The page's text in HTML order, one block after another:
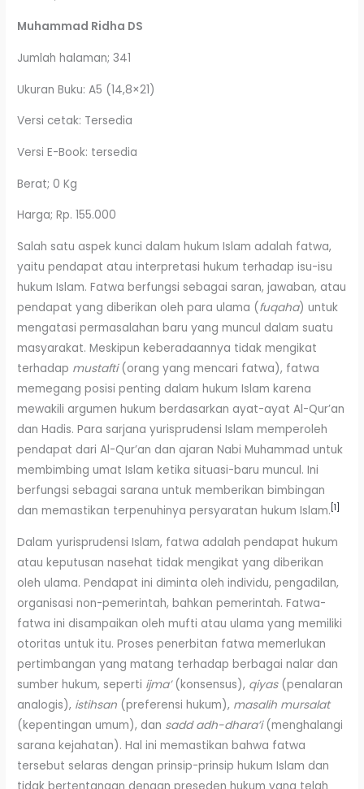
Muhammad Ridha DS
Jumlah halaman; 341
Ukuran Buku: A5 (14,8×21)
Versi cetak: Tersedia
Versi E-Book: tersedia
Berat; 0 Kg
Harga; Rp. 155.000
Salah satu aspek kunci dalam hukum Islam adalah fatwa,
yaitu pendapat atau interpretasi hukum terhadap isu-isu
hukum Islam. Fatwa berfungsi sebagai saran, jawaban, atau
pendapat yang diberikan oleh para ulama (fuqaha) untuk
mengatasi permasalahan baru yang muncul dalam suatu
masyarakat. Meskipun keberadaannya tidak mengikat
terhadap mustafti(orang yang mencari fatwa), fatwa
memegang posisi penting dalam hukum Islam karena
mewakili argumen hukum berdasarkan ayat-ayat Al-Qur’an
dan Hadis. Para sarjana yurisprudensi Islam memperoleh
pendapat dari Al-Qur’an dan ajaran Nabi Muhammad untuk
membimbing umat Islam ketika situasi-baru muncul. Ini
berfungsi sebagai sarana untuk memberikan bimbingan
dan memastikan terpenuhinya persyaratan hukum Islam. [1]
Dalam yurisprudensi Islam, fatwa adalah pendapat hukum
atau keputusan nasehat tidak mengikat yang diberikan
oleh ulama. Pendapat ini diminta oleh individu, pengadilan,
organisasi non-pemerintah, bahkan pemerintah. Fatwa-
fatwa ini disampaikan oleh mufti atau ulama yang memiliki
otoritas untuk itu. Proses penerbitan fatwa memerlukan
pertimbangan yang matang terhadap berbagai nalar dan
sumber hukum, seperti ijma’(konsensus), qiyas(penalaran
analogis), istihsan (preferensi hukum), masalih mursalat
(kepentingan umum), dan sadd adh-dhara’i(menghalangi
sarana kejahatan). Hal ini memastikan bahwa fatwa
tersebut selaras dengan prinsip-prinsip hukum Islam dan